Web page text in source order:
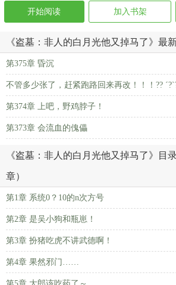
开始阅读 加入书架
《盗墓：非人的白月光他又掉马了》最
第375章 昏沉
不管多少张了，赶紧跑路回来再改！！！??
第374章 上吧，野鸡脖子！
第373章 会流血的傀儡
《盗墓：非人的白月光他又掉马了》目
章）
第1章 系统0？10的n次方号
第2章 是吴小狗和瓶崽！
第3章 扮猪吃虎不讲武德啊！
第4章 果然邪门……